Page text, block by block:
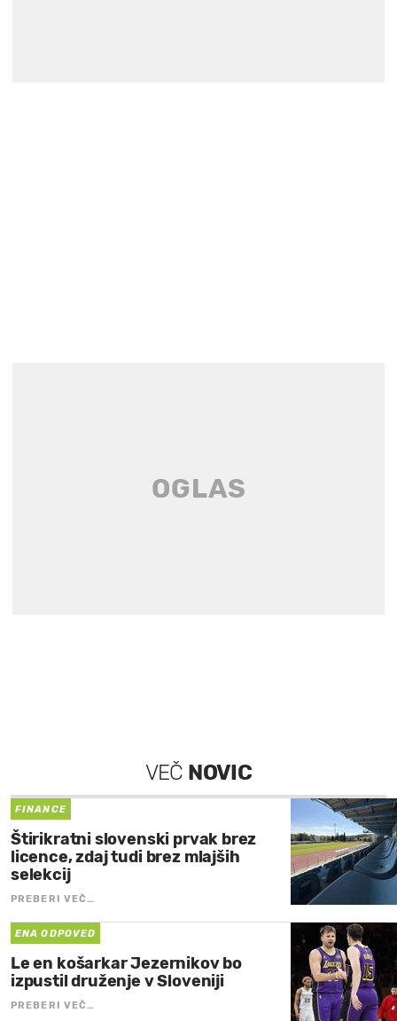
VEČ NOVIC
FINANCE
Štirikratni slovenski prvak brez
licence, zdaj tudi brez mlajših
selekcij
PREBERI VEČ…
ENA ODPOVED
Le en košarkar Jezernikov bo
izpustil druženje v Sloveniji
PREBERI VEČ…